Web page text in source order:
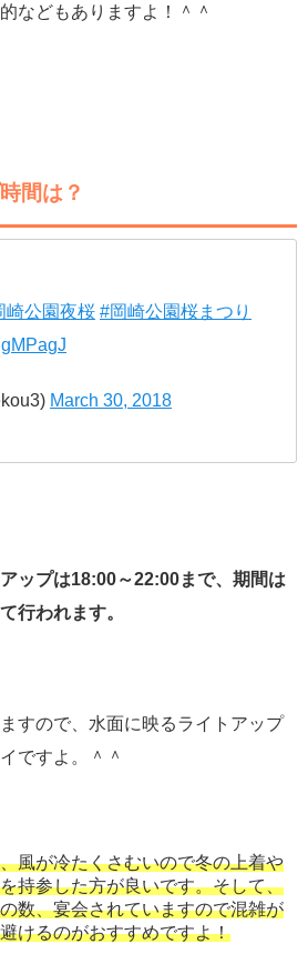
などもありますよ！＾＾
間は？
崎公園夜桜 #岡崎公園桜まつり
March 30, 2018
ップは18:00～22:00まで、期間は
行われます。
すので、水面に映るライトアップ
ですよ。＾＾
風が冷たくさむいので冬の上着や
持参した方が良いです。そして、
数、宴会されていますので混雑が
けるのがおすすめですよ！